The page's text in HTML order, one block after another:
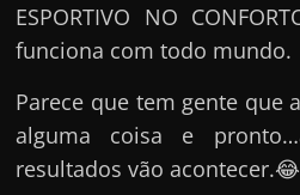
ESPORTIVO NO
funciona com todo mundo.
Parece que tem gente que
alguma coisa e
resultados vão